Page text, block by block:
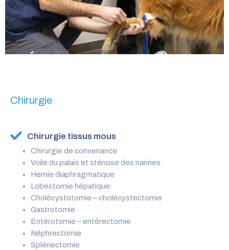
Chirurgie
Chirurgie tissus mous
Chirurgie de convenance
Voile du palais et sténose des narines.
Hernie diaphragmatique
Lobectomie hépatique
Cholécystotomie – cholécystectomie
Gastrotomie
Entérotomie – entérectomie
Néphrectomie
Splénectomie